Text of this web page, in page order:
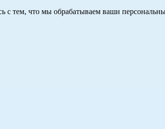
с тем, что мы обрабатываем ваши